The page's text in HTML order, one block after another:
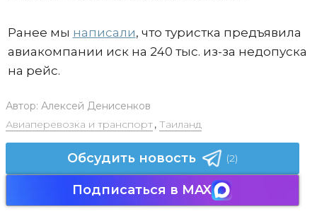
Ранее мы написали, что туристка предъявила
авиакомпании иск на 240 тыс. из-за недопуска
на рейс.
Автор: Алексей Денисенков
Авиаперевозка и транспорт, Таиланд
Обсудить новость (2)
Подписаться в MAX